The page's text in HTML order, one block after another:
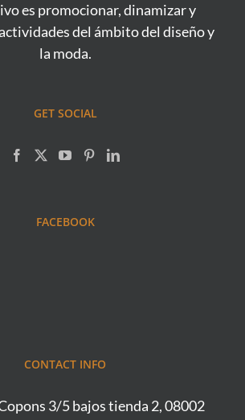
es promocionar, dinamizar y
del ámbito del diseño y
la moda.
GET SOCIAL
FACEBOOK
CONTACT INFO
3/5 bajos tienda 2, 08002